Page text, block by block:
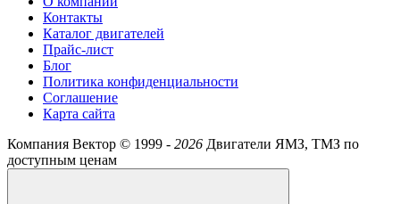
Контакты
Каталог двигателей
Прайс-лист
Блог
Политика конфиденциальности
Соглашение
Карта сайта
Компания Вектор © 1999 - 2026 Двигатели ЯМЗ, ТМЗ по
доступным ценам